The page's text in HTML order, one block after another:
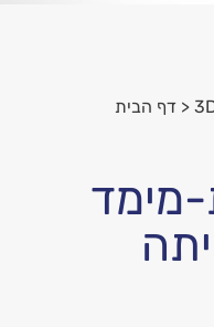
דף הבית <
מימד